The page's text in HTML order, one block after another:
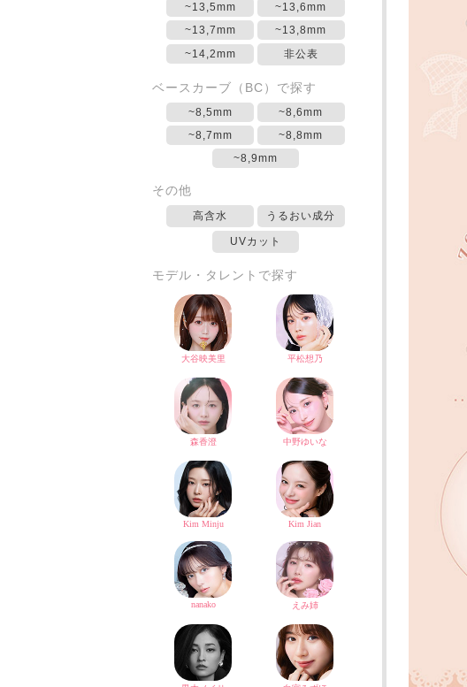
~13,5mm
~13,6mm
~13,7mm
~13,8mm
~14,2mm
非公表
ベースカーブ（BC）で探す
~8,5mm
~8,6mm
~8,7mm
~8,8mm
~8,9mm
その他
高含水 うるおい成分
UVカット
モデル・タレントで探す